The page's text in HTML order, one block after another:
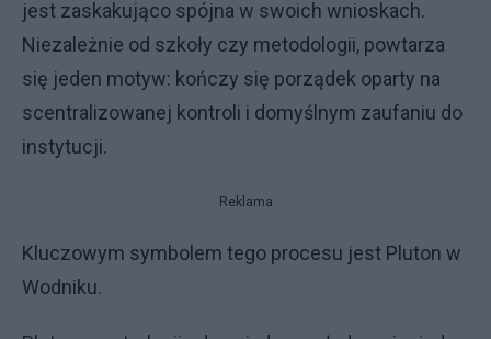
jest zaskakująco spójna w swoich wnioskach.
Niezależnie od szkoły czy metodologii, powtarza
się jeden motyw: kończy się porządek oparty na
scentralizowanej kontroli i domyślnym zaufaniu do
instytucji.
Reklama
Kluczowym symbolem tego procesu jest Pluton w
Wodniku.